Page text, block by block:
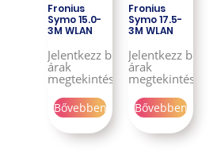
Fronius
Symo 15.0-
3M WLAN
Jelentkezz be az
árak
megtekintéséhez!
Bővebben
Fronius
Symo 17.5-
3M WLAN
Jelentkezz be az
árak
Bővebben